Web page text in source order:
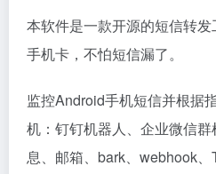
本软件是一款开源的短信转
手机卡，不怕短信漏了。
监控Android手机短信并根据
机：钉钉机器人、企业微信
息、邮箱、bark、webhook